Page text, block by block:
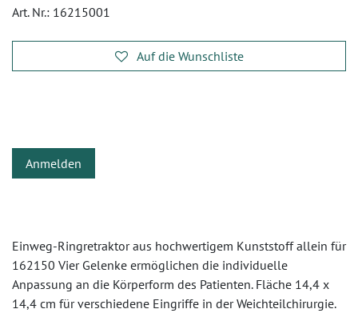
Art. Nr.: 16215001
Auf die Wunschliste
Anmelden
Einweg-Ringretraktor aus hochwertigem Kunststoff allein für
162150 Vier Gelenke ermöglichen die individuelle
Anpassung an die Körperform des Patienten. Fläche 14,4 x
14,4 cm für verschiedene Eingriffe in der Weichteilchirurgie.